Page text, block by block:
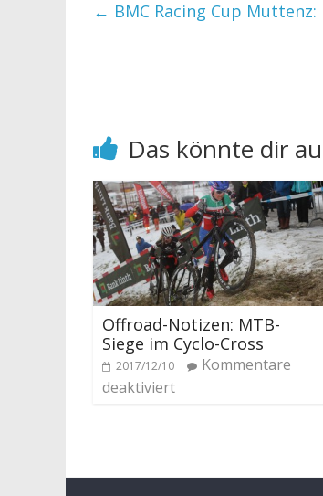
← BMC Racing Cup
Das könnte dir
Offroad-Notizen: MTB-
Siege im Cyclo-Cross
2017/12/10
Kommentare
deaktiviert